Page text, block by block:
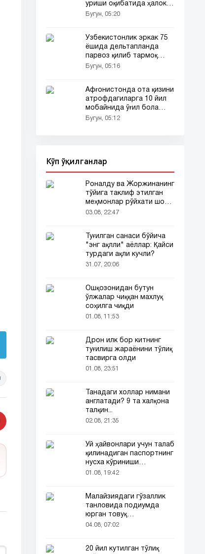
уриши оқибатида ҳалок
бўлди
Бугун, 05:20
Ўзбекистонлик эркак 75
ёшида дельтапланда
парвоз қилиб тармоқ
фойдаланувчиларини
Бугун, 05:16
Афғонистонда ота қизини
атрофдагиларга 10 йил
мобайнида ўғил бола
сифатида таништирди
Бугун, 05:12
Кўп ўқилганлар
Роналду ва Жоржинанинг
тўйига таклиф этилган
меҳмонлар рўйхати шов-
шувда
03.08, 22:47
Туғилган санаси бўйича
"энг ақлли" аёллар: Қайси
турдаги ақли кучли?
31.07, 20:06
Ошқозонидан бутун
ўлжалар чиққан махлуқ
соҳилга чиқди
01.08, 11:53
Дрон илк бор китнинг
туғилиш жараёнини тўлиқ
тасвирга олди
01.08, 23:51
Танадаги холлар нимани
англатади? 9 та халқона
талқин...
02.08, 21:35
Уй ҳайвонлари учун талаб
қилинадиган паспортнинг
нусха кўриниши
тармоқларда тарқалди
01.08, 19:42
Малайзиядаги гўзаллик
танловида подиумда
юрган товуқ
томошабинлар
04.08, 07:02
20 йил кутилган тўлиқ